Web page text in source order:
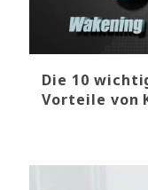
Die 10
Vorteile von